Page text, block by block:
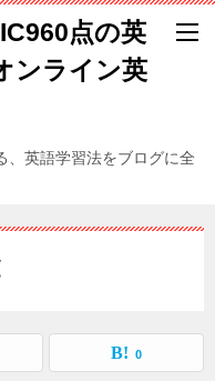
点の英
ンライン英
、英語学習法をブログに全
0